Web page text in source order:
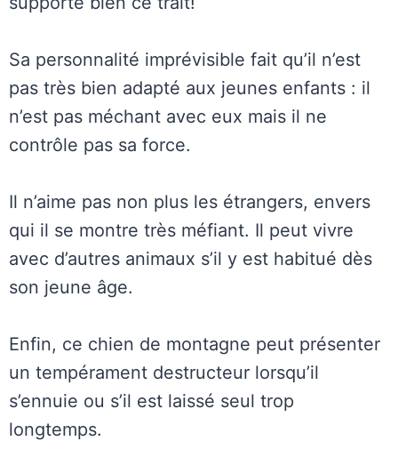
Sa personnalité imprévisible fait qu’il n’est
pas très bien adapté aux jeunes enfants : il
n’est pas méchant avec eux mais il ne
contrôle pas sa force.
Il n’aime pas non plus les étrangers, envers
qui il se montre très méfiant. Il peut vivre
avec d’autres animaux s’il y est habitué dès
son jeune âge.
Enfin, ce chien de montagne peut présenter
un tempérament destructeur lorsqu’il
s’ennuie ou s’il est laissé seul trop
longtemps.